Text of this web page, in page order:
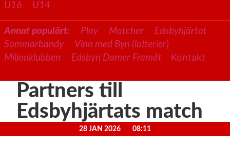
U16
U14
Annat populärt: Play Matcher
Edsbyhjärtat
Sommarbandy
Vinn med Byn (lotterier)
Miljonklubben
Edsbyn Damer Framåt Kontakt
Partners till
Edsbyhjärtats match
28 JAN 2026 08:11